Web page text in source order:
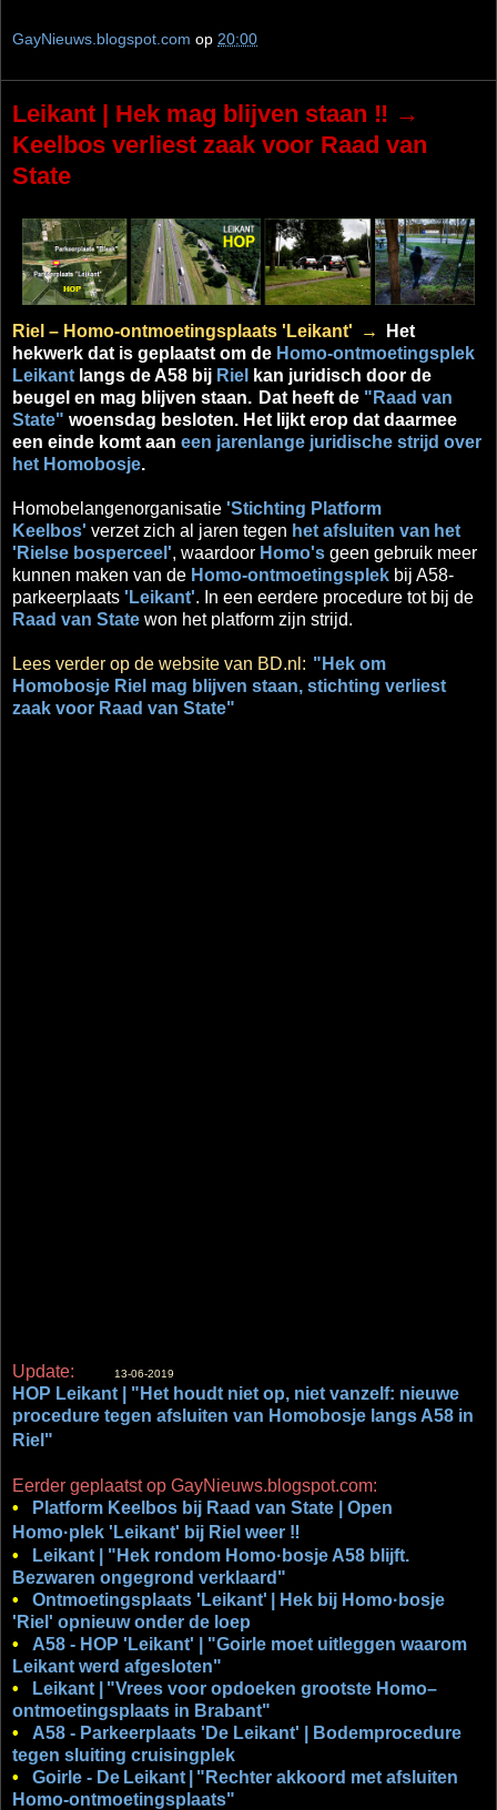
GayNieuws.blogspot.com op 20:00
Leikant | Hek mag blijven staan ‼ →
Keelbos verliest zaak voor Raad van
State
Riel – Homo-ontmoetingsplaats 'Leikant' →
Het
hekwerk dat is geplaatst om de Homo-ontmoetingsplek
Leikant langs de A58 bij Riel
kan juridisch door de
beugel en mag blijven staan. Dat heeft de "Raad van
State" woensdag besloten. Het lijkt erop dat daarmee
een einde komt aan een jarenlange juridische strijd over
het Homobosje.
Homobelangenorganisatie 'Stichting Platform
Keelbos' verzet zich al jaren tegen het afsluiten van het
'Rielse bosperceel', waardoor Homo's geen gebruik meer
kunnen maken van de Homo-ontmoetingsplek bij A58-
parkeerplaats 'Leikant'. In een eerdere procedure tot bij de
Raad van State won het platform zijn strijd.
Lees verder op de website van BD.nl: "Hek om
Homobosje Riel mag blijven staan, stichting verliest
zaak voor Raad van State"
Update: 13-06-2019
HOP Leikant | "Het houdt niet op, niet vanzelf: nieuwe
procedure tegen afsluiten van Homobosje langs A58 in
Riel"
Eerder geplaatst op GayNieuws.blogspot.com:
•
Platform Keelbos bij Raad van State | Open
Homo·plek 'Leikant' bij Riel weer ‼
•
Leikant | "Hek rondom Homo·bosje A58 blijft.
Bezwaren ongegrond verklaard"
•
Ontmoetingsplaats 'Leikant'
| Hek bij Homo·bosje
'Riel' opnieuw onder de loep
•
A58 - HOP 'Leikant' | "Goirle moet uitleggen waarom
Leikant werd afgesloten"
•
Leikant |
"Vrees voor opdoeken grootste Homo–
ontmoetingsplaats in Brabant"
•
A58 - Parkeerplaats 'De Leikant' | Bodemprocedure
tegen sluiting cruisingplek
•
Goirle - De Leikant
"Rechter akkoord met afsluiten
Homo-ontmoetingsplaats"